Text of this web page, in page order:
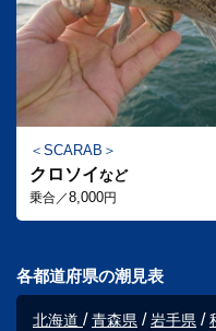
SCARAB
クロソイなど
乗合／8,000円
各都道府県の潮見表
北海道 青森県 岩手県